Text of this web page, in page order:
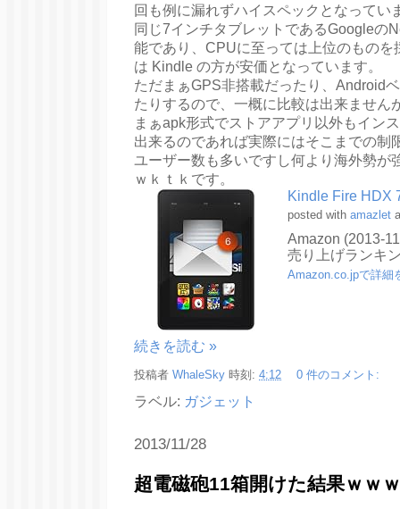
回も例に漏れずハイスペックとなってい
同じ7インチタブレットであるGoogleの
能であり、CPUに至っては上位のもの
は Kindle の方が安価となっています。
ただまぁGPS非搭載だったり、Android
たりするので、一概に比較は出来ません
まぁapk形式でストアアプリ以外もイン
出来るのであれば実際にはそこまでの制
ユーザー数も多いですし何より海外勢が
ｗｋｔｋです。
Kindle Fire HDX
posted with amazlet
Amazon (2013-
売り上げランキ
Amazon.co.jpで詳細
続きを読む »
投稿者 WhaleSky 時刻: 4:12 0 件のコメント:
ラベル: ガジェット
2013/11/28
超電磁砲11箱開けた結果ｗｗ